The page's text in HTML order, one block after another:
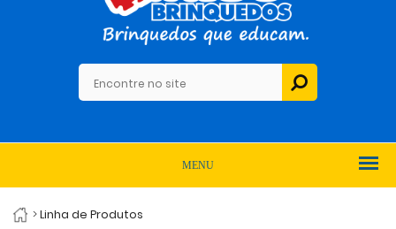
MENU
>Linha de Produtos